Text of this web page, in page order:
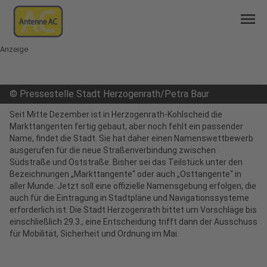
menu
Anzeige
© Pressestelle Stadt Herzogenrath/Petra Baur
Seit Mitte Dezember ist in Herzogenrath-Kohlscheid die
Markttangenten fertig gebaut, aber noch fehlt ein passender
Name, findet die Stadt. Sie hat daher einen Namenswettbewerb
ausgerufen für die neue Straßenverbindung zwischen
Südstraße und Oststraße. Bisher sei das Teilstück unter den
Bezeichnungen „Markttangente“ oder auch „Osttangente“ in
aller Munde. Jetzt soll eine offizielle Namensgebung erfolgen, die
auch für die Eintragung in Stadtpläne und Navigationssysteme
erforderlich ist. Die Stadt Herzogenrath bittet um Vorschläge bis
einschließlich 29.3., eine Entscheidung trifft dann der Ausschuss
für Mobilität, Sicherheit und Ordnung im Mai.